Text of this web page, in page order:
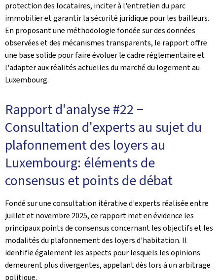
protection des locataires, inciter à l'entretien du parc
immobilier et garantir la sécurité juridique pour les bailleurs.
En proposant une méthodologie fondée sur des données
observées et des mécanismes transparents, le rapport offre
une base solide pour faire évoluer le cadre réglementaire et
l'adapter aux réalités actuelles du marché du logement au
Luxembourg.
Rapport d'analyse #22 −
Consultation d'experts au sujet du
plafonnement des loyers au
Luxembourg: éléments de
consensus et points de débat
Fondé sur une consultation itérative d'experts réalisée entre
juillet et novembre 2025, ce rapport met en évidence les
principaux points de consensus concernant les objectifs et les
modalités du plafonnement des loyers d'habitation. Il
identifie également les aspects pour lesquels les opinions
demeurent plus divergentes, appelant dès lors à un arbitrage
politique.